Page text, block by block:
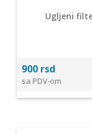
Ugljeni
900 rsd
sa PDV-om